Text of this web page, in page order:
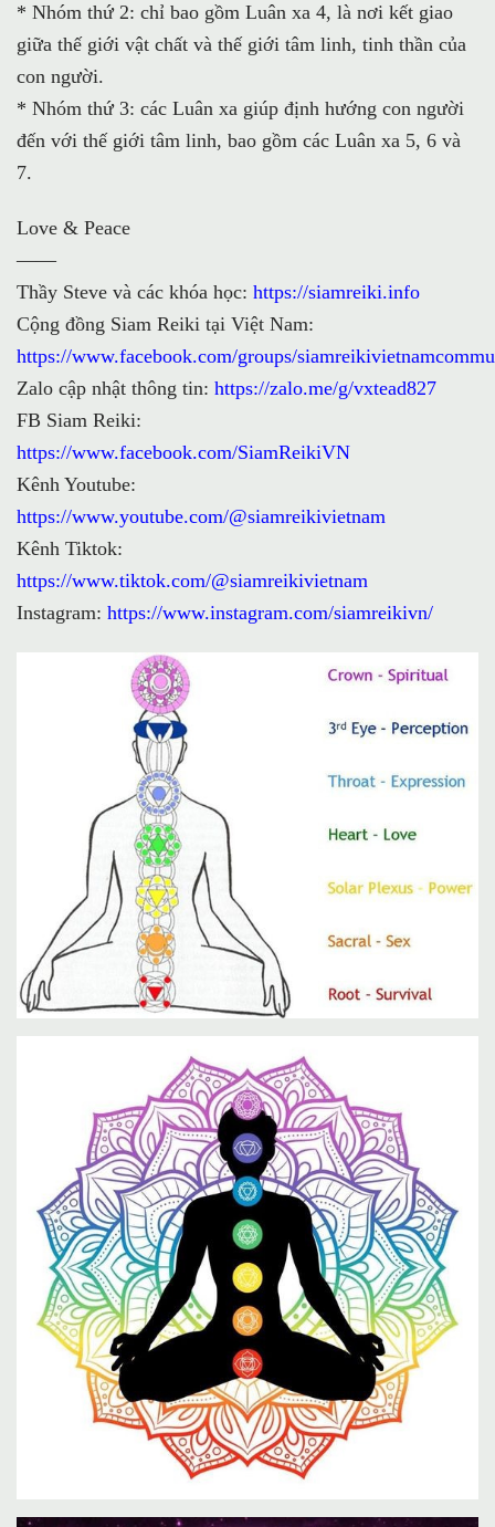
* Nhóm thứ 2: chỉ bao gồm Luân xa 4, là nơi kết giao
giữa thế giới vật chất và thế giới tâm linh, tinh thần của
con người.
* Nhóm thứ 3: các Luân xa giúp định hướng con người
đến với thế giới tâm linh, bao gồm các Luân xa 5, 6 và
7.
Love & Peace
——
Thầy Steve và các khóa học: https://siamreiki.info
Cộng đồng Siam Reiki tại Việt Nam:
https://www.facebook.com/groups/
Zalo cập nhật thông tin: https://zalo.me/g/vxtead827
FB Siam Reiki:
https://www.facebook.com/SiamReikiVN
Kênh Youtube:
https://www.youtube.com/@siamreikivietnam
Kênh Tiktok:
https://www.tiktok.com/@siamreikivietnam
Instagram: https://www.instagram.com/siamreikivn/